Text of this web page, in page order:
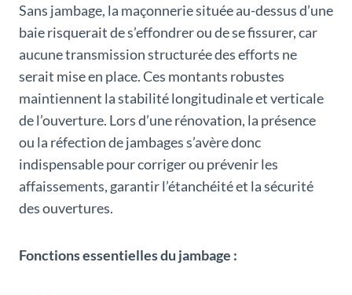
Sans jambage, la maçonnerie située au-dessus d’une
baie risquerait de s’effondrer ou de se fissurer, car
aucune transmission structurée des efforts ne
serait mise en place. Ces montants robustes
maintiennent la stabilité longitudinale et verticale
de l’ouverture. Lors d’une rénovation, la présence
ou la réfection de jambages s’avère donc
indispensable pour corriger ou prévenir les
affaissements, garantir l’étanchéité et la sécurité
des ouvertures.
Fonctions essentielles du jambage :